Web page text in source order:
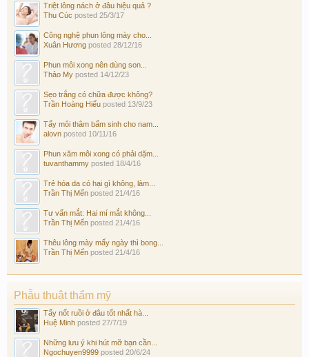
Triệt lông nách ở đâu hiệu quả ?
Thu Cúc posted 25/3/17
Công nghệ phun lông mày cho...
Xuân Hương posted 28/12/16
Phun môi xong nên dùng son...
Thảo My posted 14/12/23
Sẹo trắng có chữa được không?
Trần Hoàng Hiếu posted 13/9/23
Tẩy môi thâm bẩm sinh cho nam...
alovn posted 10/11/16
Phun xăm môi xong có phải dặm...
tuvanthammy posted 18/4/16
Trẻ hóa da có hại gì không, làm...
Trần Thị Mến posted 21/4/16
Tư vấn mắt: Hai mí mắt không...
Trần Thị Mến posted 21/4/16
Thêu lông mày mấy ngày thì bong...
Trần Thị Mến posted 21/4/16
Phẫu thuật thẩm mỹ
Tẩy nốt ruồi ở đâu tốt nhất hà...
Huệ Minh posted 27/7/19
Những lưu ý khi hút mỡ bạn cần...
Ngochuyen9999 posted 20/6/24